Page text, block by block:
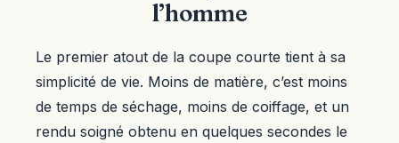
l’homme
Le premier atout de la coupe courte tient à sa
simplicité de vie. Moins de matière, c’est moins
de temps de séchage, moins de coiffage, et un
rendu soigné obtenu en quelques secondes le